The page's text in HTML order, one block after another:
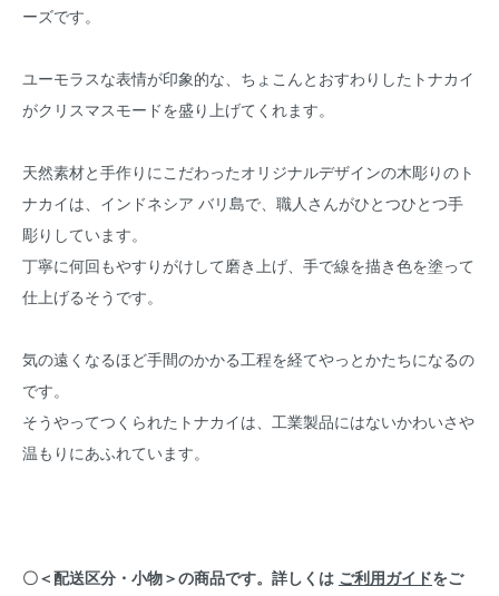
ーズです。
ユーモラスな表情が印象的な、ちょこんとおすわりしたトナカイ
がクリスマスモードを盛り上げてくれます。
天然素材と手作りにこだわったオリジナルデザインの木彫りのト
ナカイは、インドネシア バリ島で、職人さんがひとつひとつ手
彫りしています。
丁寧に何回もやすりがけして磨き上げ、手で線を描き色を塗って
仕上げるそうです。
気の遠くなるほど手間のかかる工程を経てやっとかたちになるの
です。
そうやってつくられたトナカイは、工業製品にはないかわいさや
温もりにあふれています。
〇＜配送区分・小物＞の商品です。詳しくは ご利用ガイドをご